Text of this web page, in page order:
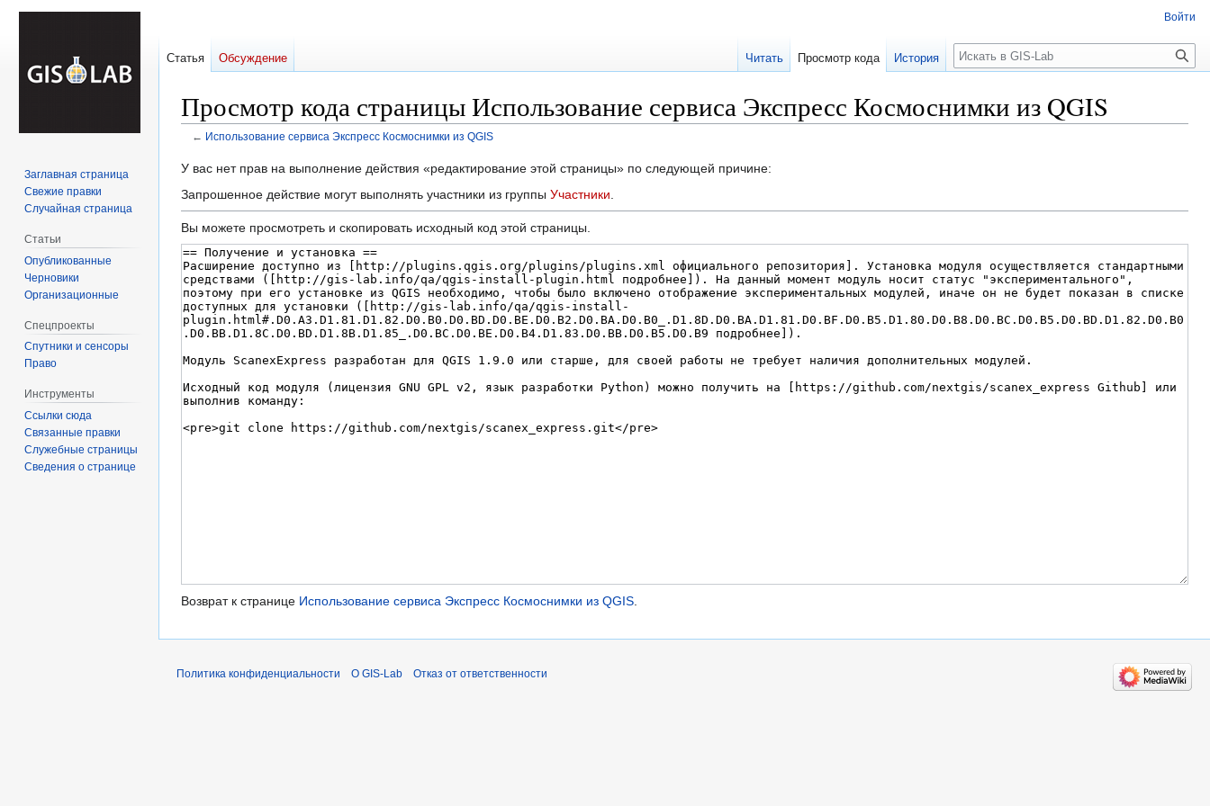
Просмотр кода страницы Использование сервиса Экспресс Космоснимки из QGIS
← Использование сервиса Экспресс Космоснимки из QGIS
Перейти
к
Перейти
к
У вас нет прав на выполнение действия «редактирование этой страницы» по следующей причине:
Запрошенное действие могут выполнять участники из группы Участники
Вы можете просмотреть и скопировать исходный код этой страницы.
Возврат к странице Использование сервиса Экспресс Космоснимки из QGIS.
Войти
Статья Обсуждение Читать Просмотр кода История Поиск
Заглавная страница
Свежие правки
Случайная страница
Статьи
Опубликованные
Черновики
Организационные
Спецпроекты
Спутники и сенсоры
Право
Инструменты
Ссылки сюда
Связанные правки
Служебные страницы
Сведения о странице
Политика конфиденциальности О GIS-Lab Отказ от ответственности